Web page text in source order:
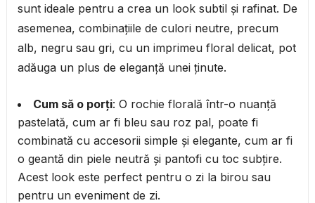
sunt ideale pentru a crea un look subtil și rafinat. De
asemenea, combinațiile de culori neutre, precum
alb, negru sau gri, cu un imprimeu floral delicat, pot
adăuga un plus de eleganță unei ținute.
Cum să o porți: O rochie florală într-o nuanță
pastelată, cum ar fi bleu sau roz pal, poate fi
combinată cu accesorii simple și elegante, cum ar fi
o geantă din piele neutră și pantofi cu toc subțire.
Acest look este perfect pentru o zi la birou sau
pentru un eveniment de zi.